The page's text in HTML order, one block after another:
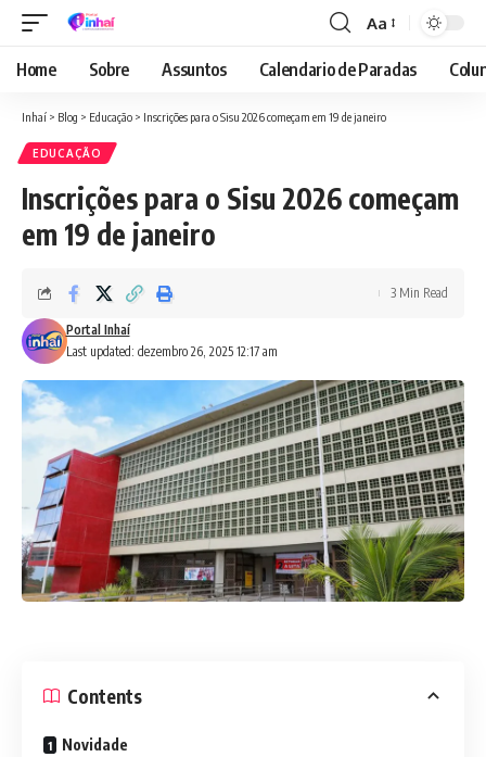
Font
Resizer
Aa
Home Sobre Assuntos Calendario de Paradas
Inhaí > Blog > Educação > Inscrições para o Sisu 2026 começam em 19 de janeiro
EDUCAÇÃO
Inscrições para o Sisu 2026 começam
em 19 de janeiro
Last updated: dezembro 26, 2025 12:17 am
Portal Inhaí
3 Min Read
Contents
Novidade